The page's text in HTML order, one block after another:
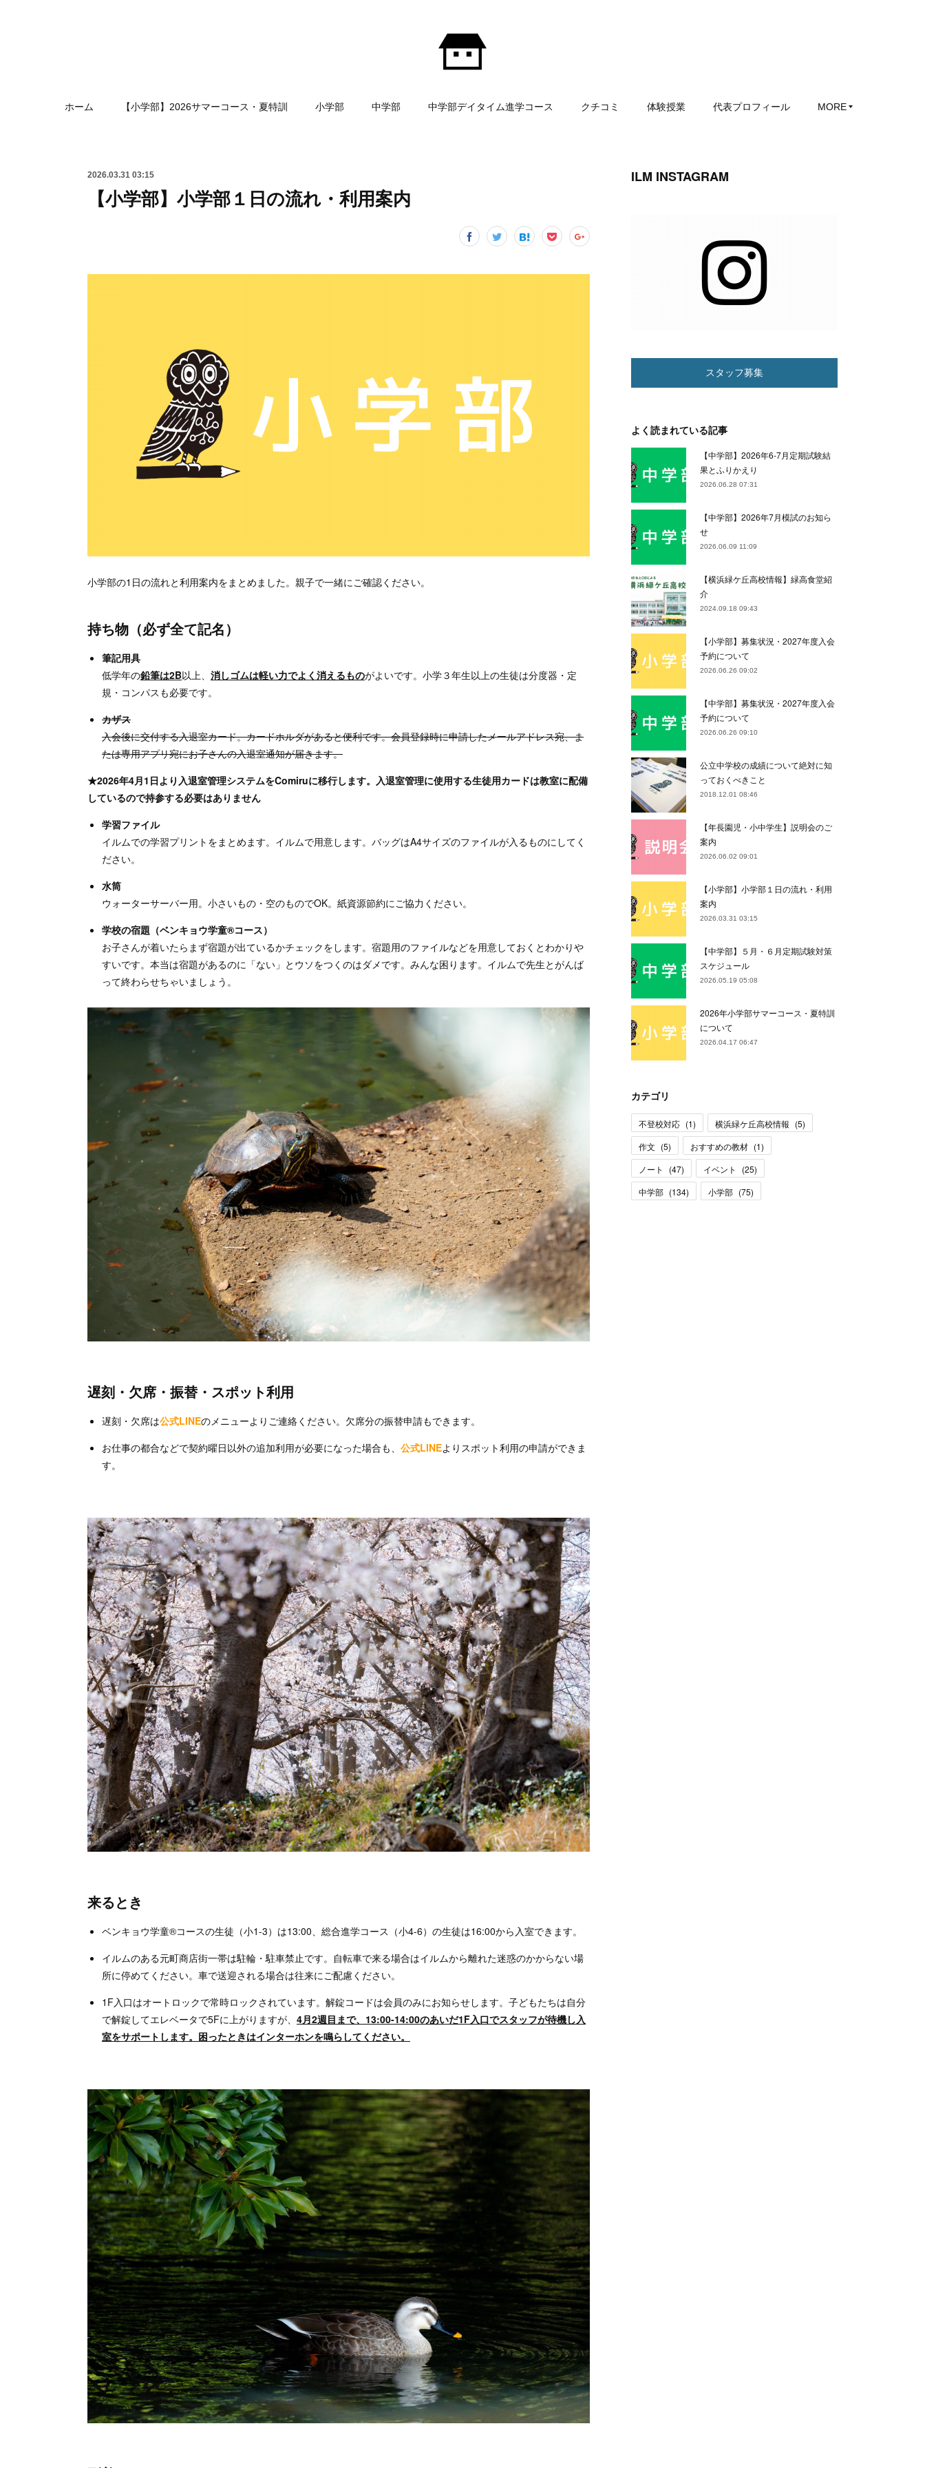
ホーム 【小学部】2026サマーコース・夏特訓 小学部 中学部 中学部デイタイム進学コース クチコミ 体験授業 代表プロフィール MORE
2026.03.31 03:15
【小学部】小学部１日の流れ・利用案内
小学部の1日の流れと利用案内をまとめました。親子で一緒にご確認ください。
持ち物（必ず全て記名）
筆記用具
低学年の鉛筆は2B以上、 消しゴムは軽い力でよく消えるものがよいです。小学３年生以上の生徒は分度器・定
規・コンパスも必要です。
カザス
入会後に交付する入退室カード。カードホルダがあると便利です。会員登録時に申請したメールアドレス宛、ま
たは専用アプリ宛にお子さんの入退室通知が届きます。
★2026年4月1日より入退室管理システムをComiruに移行します。入退室管理に使用する生徒用カードは教室に配備
しているので持参する必要はありません
学習ファイル
イルムでの学習プリントをまとめます。イルムで用意します。バッグはA4サイズのファイルが入るものにしてく
ださい。
水筒
ウォーターサーバー用。小さいもの・空のものでOK。紙資源節約にご協力ください。
学校の宿題（ベンキョウ学童®コース）
お子さんが着いたらまず宿題が出ているかチェックをします。宿題用のファイルなどを用意しておくとわかりや
すいです。本当は宿題があるのに「ない」とウソをつくのはダメです。みんな困ります。イルムで先生とがんば
って終わらせちゃいましょう。
遅刻・欠席・振替・スポット利用
遅刻・欠席は公式LINEのメニューよりご連絡ください。欠席分の振替申請もできます。
お仕事の都合などで契約曜日以外の追加利用が必要になった場合も、 公式LINEよりスポット利用の申請ができま
す。
来るとき
ベンキョウ学童®コースの生徒（小1-3）は13:00、総合進学コース（小4-6）の生徒は16:00から入室できます。
イルムのある元町商店街一帯は駐輪・駐車禁止です。自転車で来る場合はイルムから離れた迷惑のかからない場
所に停めてください。車で送迎される場合は往来にご配慮ください。
1F入口はオートロックで常時ロックされています。解錠コードは会員のみにお知らせします。子どもたちは自分
で解錠してエレベータで5Fに上がりますが、 4月2週目まで、13:00-14:00のあいだ1F入口でスタッフが待機し入
室をサポートします。困ったときはインターホンを鳴らしてください。
ILM INSTAGRAM
スタッフ募集
よく読まれている記事
【中学部】2026年6-7月定期試験結
果とふりかえり
2026.06.28 07:31
【中学部】2026年7月模試のお知ら
せ
2026.06.09 11:09
【横浜緑ケ丘高校情報】緑高食堂紹
介
2024.09.18 09:43
【小学部】募集状況・2027年度入会
予約について
2026.06.26 09:02
【中学部】募集状況・2027年度入会
予約について
2026.06.26 09:10
公立中学校の成績について絶対に知
っておくべきこと
2018.12.01 08:46
【年長園児・小中学生】説明会のご
案内
2026.06.02 09:01
【小学部】小学部１日の流れ・利用
案内
2026.03.31 03:15
【中学部】５月・６月定期試験対策
スケジュール
2026.05.19 05:08
2026年小学部サマーコース・夏特訓
について
2026.04.17 06:47
カテゴリ
不登校対応 (1) 横浜緑ケ丘高校情報 (5)
作文 (5) おすすめの教材 (1)
ノート
(47) イベント (25)
中学部 (134) 小学部 (75)